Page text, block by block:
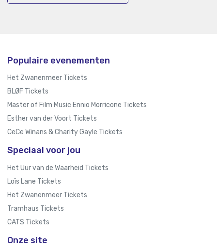
Populaire evenementen
Het Zwanenmeer Tickets
BLØF Tickets
Master of Film Music Ennio Morricone Tickets
Esther van der Voort Tickets
CeCe Winans & Charity Gayle Tickets
Speciaal voor jou
Het Uur van de Waarheid Tickets
Loïs Lane Tickets
Het Zwanenmeer Tickets
Tramhaus Tickets
CATS Tickets
Onze site